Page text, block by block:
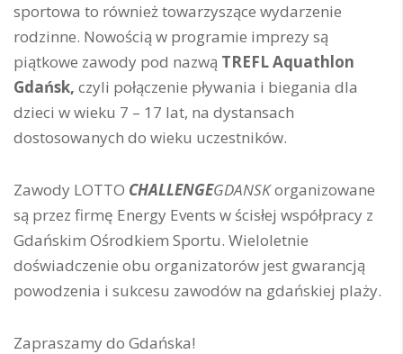
sportowa to również towarzyszące wydarzenie
rodzinne. Nowością w programie imprezy są
piątkowe zawody pod nazwą TREFL Aquathlon
Gdańsk, czyli połączenie pływania i biegania dla
dzieci w wieku 7 – 17 lat, na dystansach
dostosowanych do wieku uczestników.
Zawody LOTTO CHALLENGEGDANSKorganizowane
są przez firmę Energy Events w ścisłej współpracy z
Gdańskim Ośrodkiem Sportu. Wieloletnie
doświadczenie obu organizatorów jest gwarancją
powodzenia i sukcesu zawodów na gdańskiej plaży.
Zapraszamy do Gdańska!